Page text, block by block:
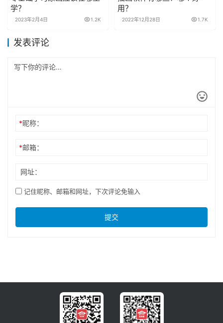
学？
2023年2月4日 1.2K
用？
2022年12月28日 1.7K
发表评论
*昵称：
*邮箱：
网址：
记住昵称、邮箱和网址，下次评论免输入
提交